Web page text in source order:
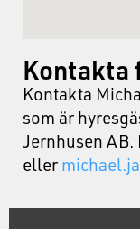
Kontakta
Kontakta
som är
Jernhusen AB.
eller